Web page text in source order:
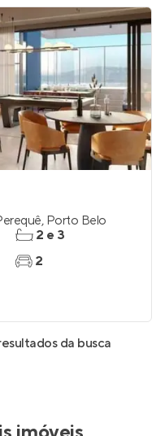
, Porto Belo
2 e 3
2
da busca